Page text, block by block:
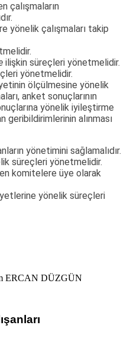
çalışmaların
yönelik çalışmaları takip
ilişkin süreçleri yönetmelidir.
yönetmelidir.
ölçülmesine yönelik
anket sonuçlarının
yönelik iyileştirme
geribildirimlerinin alınması
yönetimini sağlamalıdır.
süreçleri yönetmelidir.
komitelere üye olarak
yönelik süreçleri
ERCAN DÜZGÜN